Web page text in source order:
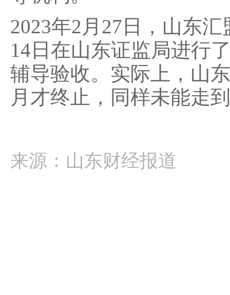
2023年2月27日，山东
14日在山东证监局进行
辅导验收。实际上，山
月才终止，同样未能走
来源：山东财经报道